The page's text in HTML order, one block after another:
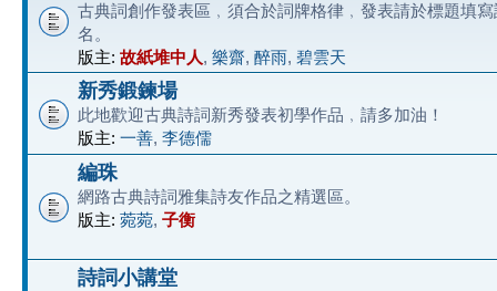
古典詞創作發表區﹐須合於詞牌格律﹐發表請於標題填
名。
版主: 故紙堆中人, 樂齋, 醉雨, 碧雲天
新秀鍛鍊場
此地歡迎古典詩詞新秀發表初學作品﹐請多加油！
版主: 一善, 李德儒
編珠
網路古典詩詞雅集詩友作品之精選區。
版主: 菀菀, 子衡
詩詞小講堂